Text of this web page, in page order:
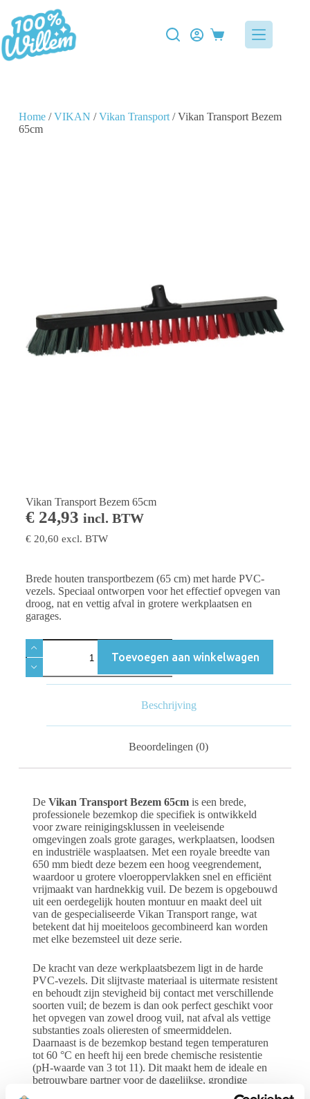
Home/VIKAN /Vikan Transport/ Vikan Transport Bezem
65cm
Vikan Transport Bezem 65cm
€24,93 incl. BTW
€20,60 excl. BTW
Brede houten transportbezem (65 cm) met harde PVC-
vezels. Speciaal ontworpen voor het effectief opvegen van
droog, nat en vettig afval in grotere werkplaatsen en
garages.
Toevoegen aan winkelwagen
Beschrijving
Beoordelingen (0)
De Vikan Transport Bezem 65cmis een brede,
professionele bezemkop die specifiek is ontwikkeld
voor zware reinigingsklussen in veeleisende
omgevingen zoals grote garages, werkplaatsen, loodsen
en industriële wasplaatsen. Met een royale breedte van
650 mm biedt deze bezem een hoog veegrendement,
waardoor u grotere vloeroppervlakken snel en efficiënt
vrijmaakt van hardnekkig vuil. De bezem is opgebouwd
uit een oerdegelijk houten montuur en maakt deel uit
van de gespecialiseerde Vikan Transport range, wat
betekent dat hij moeiteloos gecombineerd kan worden
met elke bezemsteel uit deze serie.
De kracht van deze werkplaatsbezem ligt in de harde
PVC-vezels. Dit slijtvaste materiaal is uitermate resistent
en behoudt zijn stevigheid bij contact met verschillende
soorten vuil; de bezem is dan ook perfect geschikt voor
het opvegen van zowel droog vuil, nat afval als vettige
substanties zoals olieresten of smeermiddelen.
Daarnaast is de bezemkop bestand tegen temperaturen
tot 60 °C en heeft hij een brede chemische resistentie
(pH-waarde van 3 tot 11). Dit maakt hem de ideale en
betrouwbare partner voor de dagelijkse, grondige
reiniging van ruwe en zwaar vervuilde vloeren.